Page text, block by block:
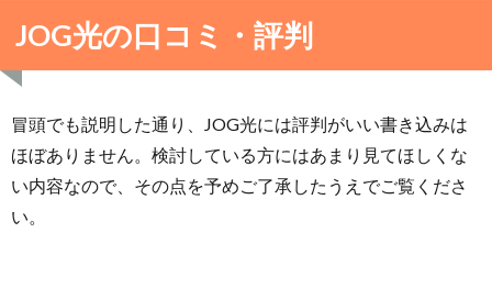
JOG光の口コミ・評判
冒頭でも説明した通り、JOG光には評判がいい書き込みは
ほぼありません。検討している方にはあまり見てほしくな
い内容なので、その点を予めご了承したうえでご覧くださ
い。